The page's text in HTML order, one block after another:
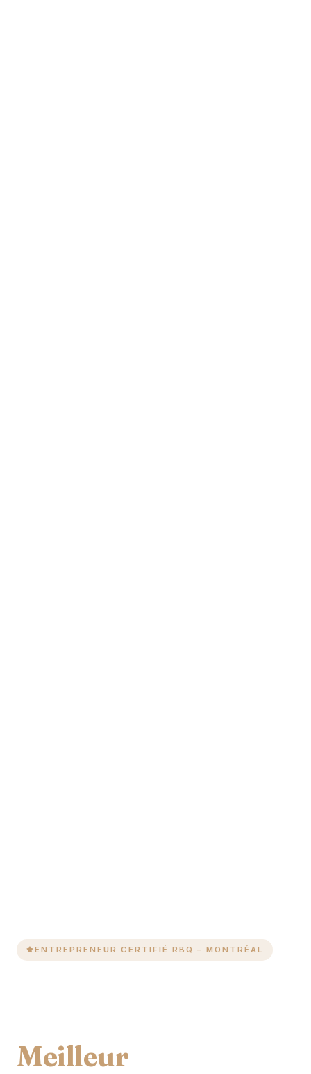
ENTREPRENEUR CERTIFIÉ RBQ – MONTRÉAL
Meilleur